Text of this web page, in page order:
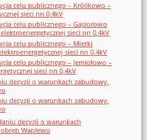
celu publicznego – Królikowo –
sieci nn 0,4kV
celu publicznego – Gąsiorowo
sieci nn 0,4kV
celu publicznego – Mierki
sieci nn 0,4kV
celu publicznego – Jemiołowo –
sieci nn 0,4kV
decyzji o warunkach zabudowy,
decyzji o warunkach zabudowy,
decyzji o warunkach
Waplewo